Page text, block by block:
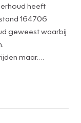
heeft
164706
geweest waarbij
maar.
van 01-08-
. Deze